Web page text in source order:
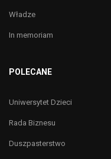
Władze
In memoriam
POLECANE
Uniwersytet Dzieci
Rada Biznesu
Duszpasterstwo